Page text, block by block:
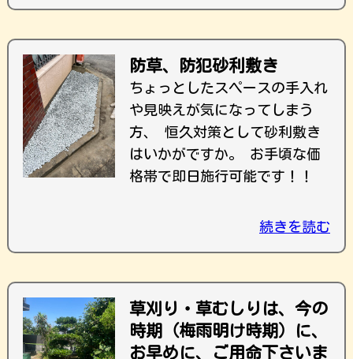
防草、防犯砂利敷き
ちょっとしたスペースの手入れ
や見映えが気になってしまう
方、 恒久対策として砂利敷き
はいかがですか。 お手頃な価
格帯で即日施行可能です！！
続きを読む
草刈り・草むしりは、今の
時期（梅雨明け時期）に、
お早めに、ご用命下さいま